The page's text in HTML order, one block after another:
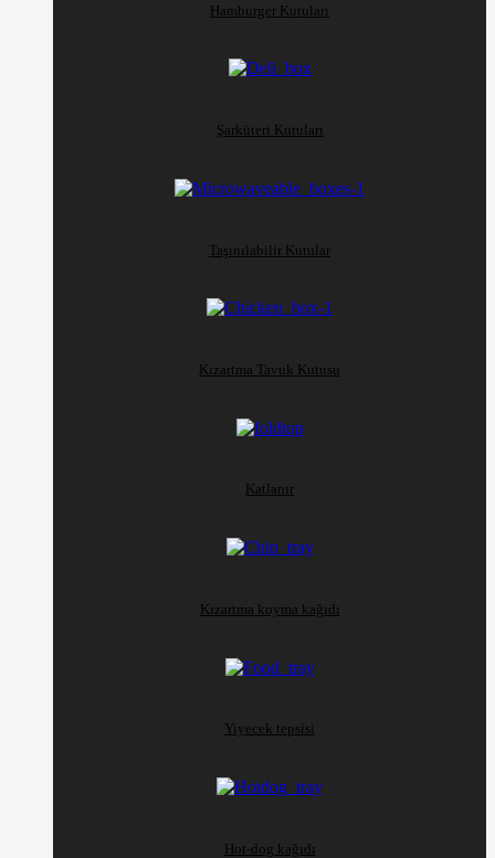
Hamburger Kutuları
Şarküteri Kutuları
Taşınılabilir Kutular
Kızartma Tavuk Kutusu
Katlanır
Kızartma koyma kağıdı
Yiyecek tepsisi
Hot-dog kağıdı